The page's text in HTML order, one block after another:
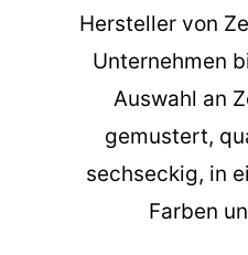
Hersteller von
Unternehmen
Auswahl an
gemustert,
sechseckig, in
Farben